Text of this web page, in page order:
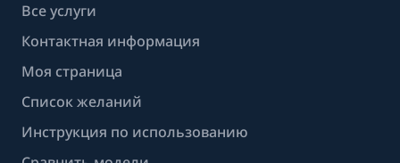
Все услуги
Контактная информация
Моя страница
Список желаний
Инструкция по использованию